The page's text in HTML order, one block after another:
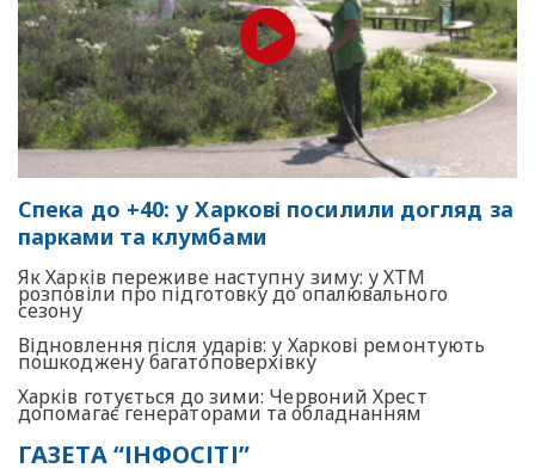
Спека до +40: у Харкові посилили догляд за
парками та клумбами
Як Харків переживе наступну зиму: у ХТМ
розповіли про підготовку до опалювального
сезону
Відновлення після ударів: у Харкові ремонтують
пошкоджену багатоповерхівку
Харків готується до зими: Червоний Хрест
допомагає генераторами та обладнанням
ГАЗЕТА “ІНФОСІТІ”